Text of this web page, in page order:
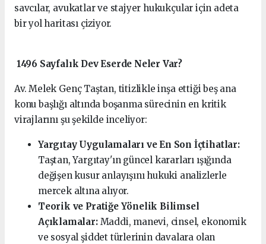
savcılar, avukatlar ve stajyer hukukçular için adeta
bir yol haritası çiziyor.
1496 Sayfalık Dev Eserde Neler Var?
Av. Melek Genç Taştan, titizlikle inşa ettiği beş ana
konu başlığı altında boşanma sürecinin en kritik
virajlarını şu şekilde inceliyor:
Yargıtay Uygulamaları ve En Son İçtihatlar:
Taştan, Yargıtay'ın güncel kararları ışığında
değişen kusur anlayışını hukuki analizlerle
mercek altına alıyor.
Teorik ve Pratiğe Yönelik Bilimsel
Açıklamalar:Maddi, manevi, cinsel, ekonomik
ve sosyal şiddet türlerinin davalara olan